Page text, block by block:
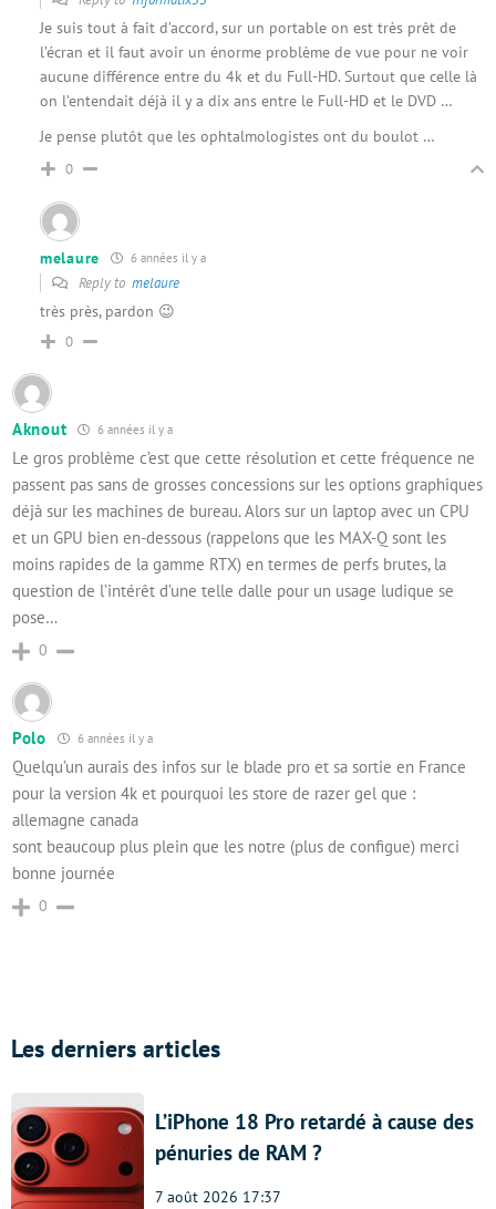
Je suis tout à fait d’accord, sur un portable on est très prêt de
l’écran et il faut avoir un énorme problème de vue pour ne voir
aucune différence entre du 4k et du Full-HD. Surtout que celle là
on l’entendait déjà il y a dix ans entre le Full-HD et le DVD …
Je pense plutôt que les ophtalmologistes ont du boulot …
0
melaure 6 années il y a
Reply to melaure
très près, pardon 😉
0
Aknout 6 années il y a
Le gros problème c’est que cette résolution et cette fréquence ne
passent pas sans de grosses concessions sur les options graphiques
déjà sur les machines de bureau. Alors sur un laptop avec un CPU
et un GPU bien en-dessous (rappelons que les MAX-Q sont les
moins rapides de la gamme RTX) en termes de perfs brutes, la
question de l’intérêt d’une telle dalle pour un usage ludique se
pose…
0
Polo 6 années il y a
Quelqu’un aurais des infos sur le blade pro et sa sortie en France
pour la version 4k et pourquoi les store de razer gel que :
allemagne canada
sont beaucoup plus plein que les notre (plus de configue) merci
bonne journée
0
Les derniers articles
L’iPhone 18 Pro retardé à cause des
pénuries de RAM ?
7 août 2026 17:37